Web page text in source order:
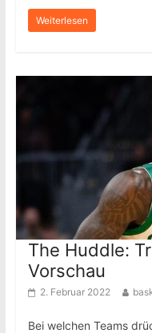
Weiterlesen
The Huddle:
Vorschau
2. Februar 2022
Bei welchen Teams